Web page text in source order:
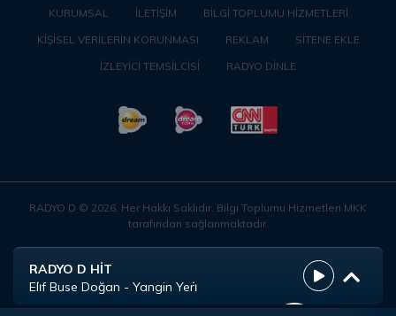
RADYO D HİT
Eli̇f Buse Doğan - Yangin Yeri̇
KURUMSAL İLETİŞİM
BİLGİ TOPLUMU HİZMETLERİ
KİŞİSEL VERİLERİN KORUNMASI
REKLAM
SİTENE EKLE
İZLEYİCİ TEMSİLCİSİ
RADYO DİNLE
RADYO D © 2026. Her Hakkı Saklıdır. Bilgi Toplumu Hizmetleri MKK
tarafından sağlanmaktadır.